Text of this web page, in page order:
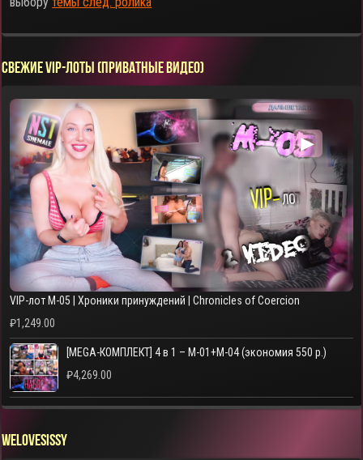
СВЕЖИЕ VIP-ЛОТЫ (ПРИВАТНЫЕ ВИДЕО)
▶
VIP-лот M-05 | Хроники принуждений | Chronicles of Coercion
₽1,249.00
[MEGA-КОМПЛЕКТ] 4 в 1 – M-01+M-04 (экономия 550 р.)
₽4,269.00
WELOVESISSY